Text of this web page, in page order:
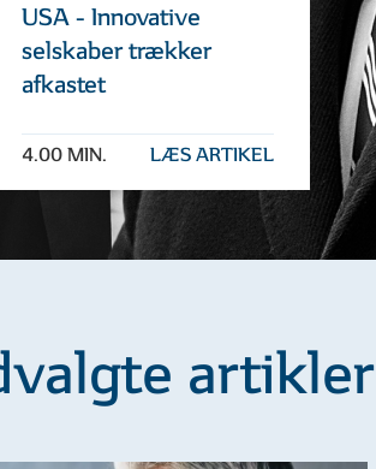
USA - Innovative
selskaber trækker
afkastet
4.00 MIN. LÆS ARTIKEL
artikler